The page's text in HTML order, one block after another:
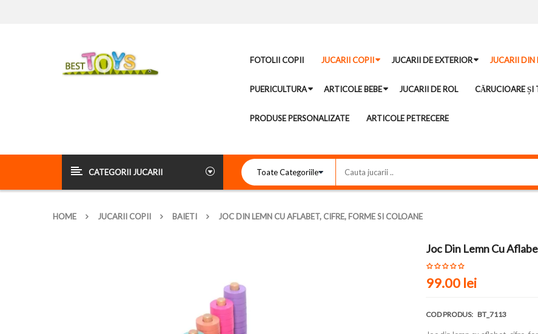
FOTOLII COPII JUCARII COPII JUCARII DE EXTERIOR JUCARII DIN
PUERICULTURA ARTICOLE BEBE JUCARII DE ROL CĂRUCIOARE ȘI
PRODUSE PERSONALIZATE ARTICOLE PETRECERE
CATEGORII JUCARII
HOME JUCARII COPII BAIETI JOC DIN LEMN CU AFLABET, CIFRE, FORME SI COLOANE
Joc Din Lemn Cu
99.00 lei
COD PRODUS: BT_7113